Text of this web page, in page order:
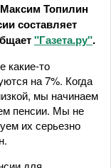
Топилин
составляет
"Газета.ру".
какие-то
на 7%. Когда
мы начинаем
пенсии. Мы не
их серьезно